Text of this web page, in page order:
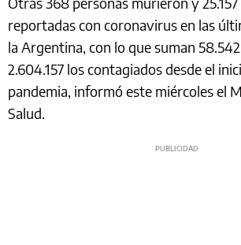
reportadas con coronavirus en las
la Argentina, con lo que suman
2.604.157 los contagiados desde el
pandemia, informó este miércoles el
Salud.